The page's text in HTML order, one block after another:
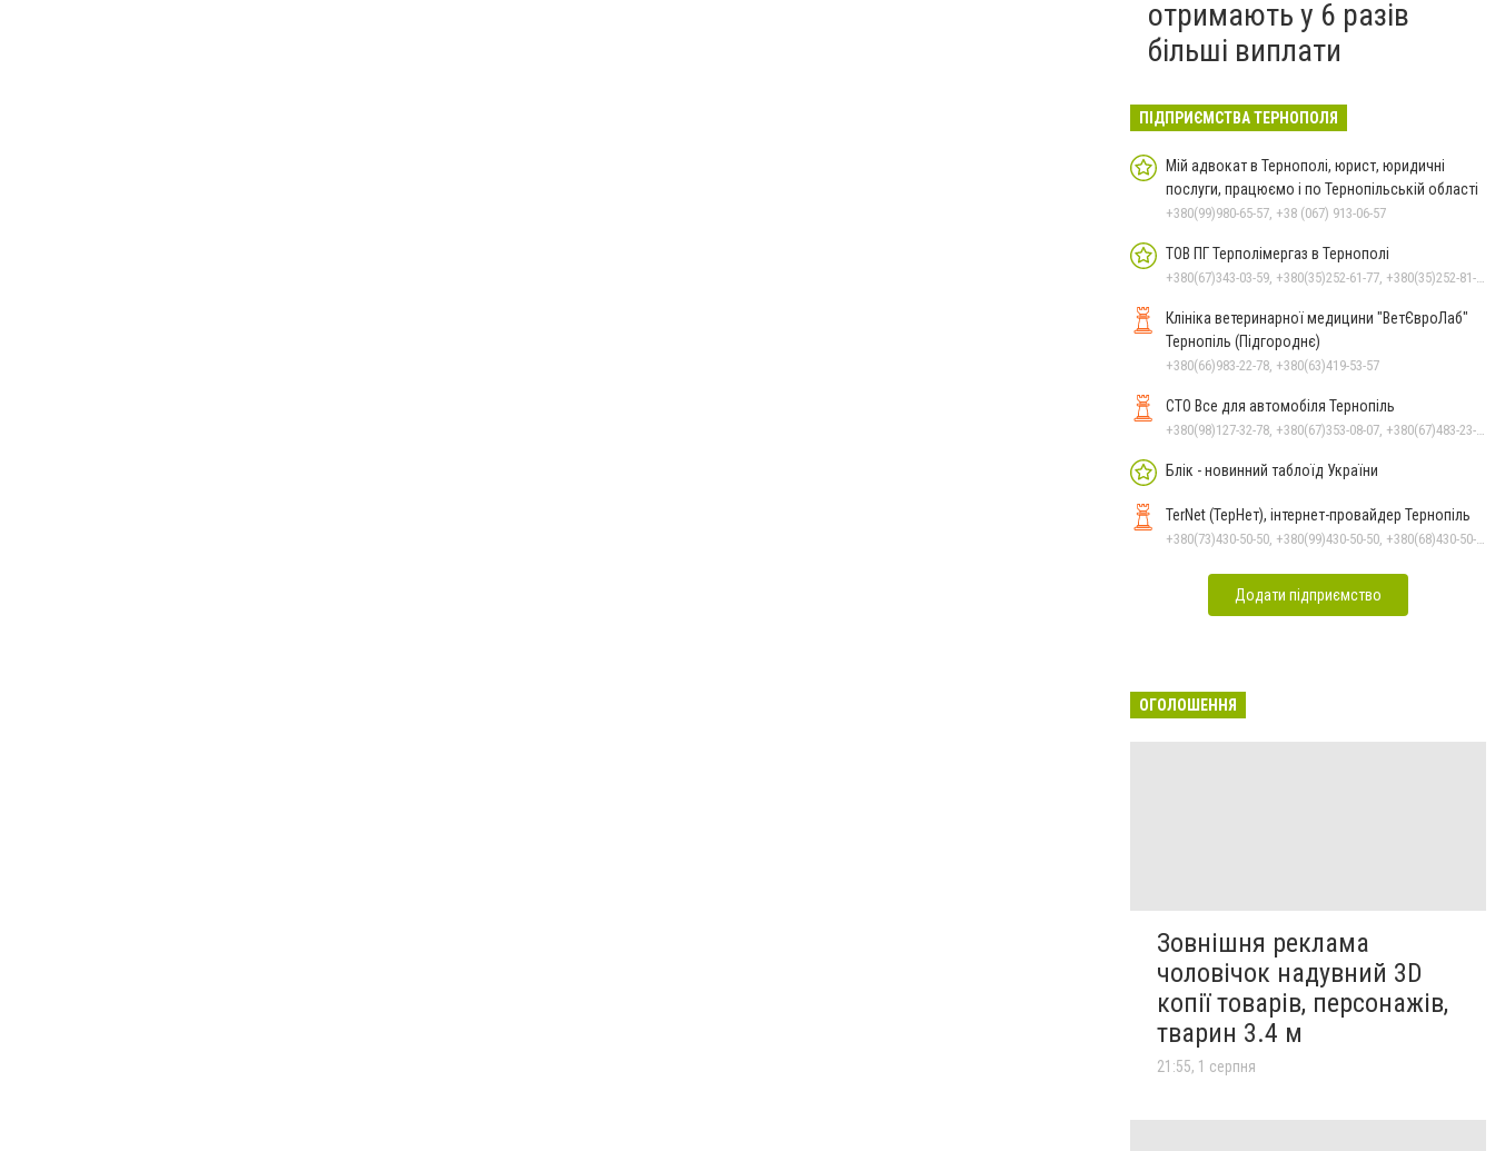
отримають у 6 разів
більші виплати
ПІДПРИЄМСТВА ТЕРНОПОЛЯ
Мій адвокат в Тернополі, юрист, юридичні
послуги, працюємо і по Тернопільській області
+380(99)980-65-57, +38 (067) 913-06-57
ТОВ ПГ Терполімергаз в Тернополі
+380(67)343-03-59, +380(35)252-61-77, +380(35)252-81-69
Клініка ветеринарної медицини "ВетЄвроЛаб"
Тернопіль (Підгороднє)
+380(66)983-22-78, +380(63)419-53-57
СТО Все для автомобіля Тернопіль
+380(98)127-32-78, +380(67)353-08-07, +380(67)483-23-55
Блік - новинний таблоїд України
TerNet (ТерНет), інтернет-провайдер Тернопіль
+380(73)430-50-50, +380(99)430-50-50, +380(68)430-50-50
Додати підприємство
ОГОЛОШЕННЯ
Зовнішня реклама
чоловічок надувний 3D
копії товарів, персонажів,
тварин 3.4 м
21:55, 1 серпня